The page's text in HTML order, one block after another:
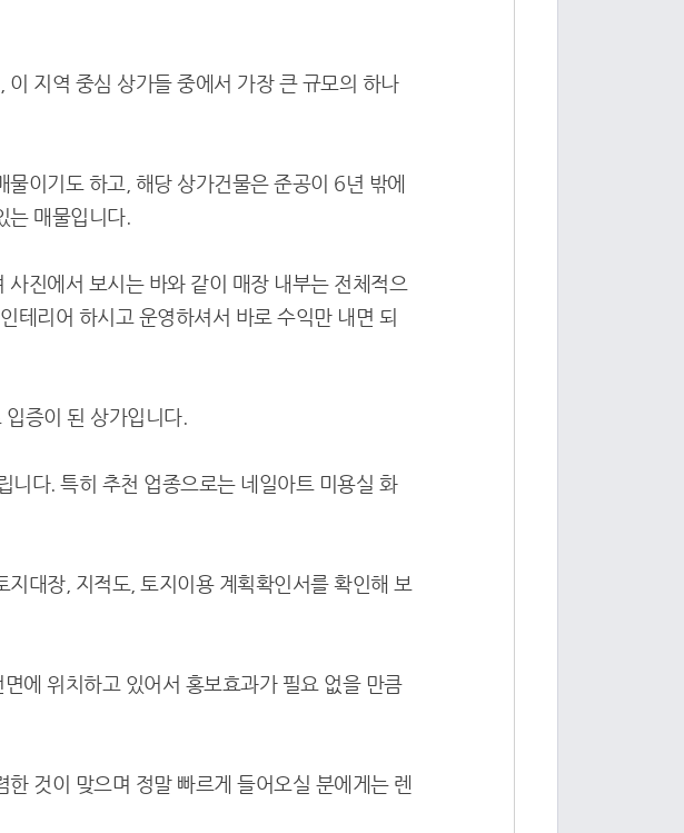
지역 중심 상가들 중에서 가장 큰 규모의 하나
이기도 하고, 해당 상가건물은 준공이 6년 밖에
매물입니다.
진에서 보시는 바와 같이 매장 내부는 전체적으
테리어 하시고 운영하셔서 바로 수익만 내면 되
증이 된 상가입니다.
다. 특히 추천 업종으로는 네일아트 미용실 화
대장, 지적도, 토지이용 계획확인서를 확인해 보
에 위치하고 있어서 홍보효과가 필요 없을 만큼
것이 맞으며 정말 빠르게 들어오실 분에게는 렌